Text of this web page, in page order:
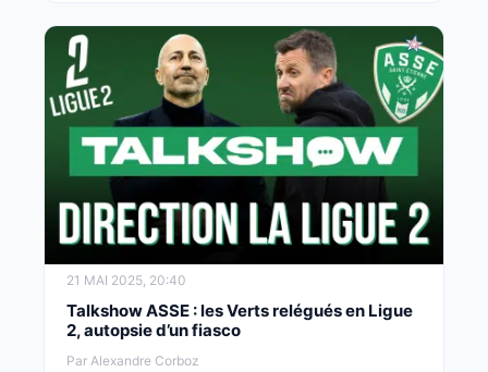
21 MAI 2025, 20:40
Talkshow ASSE : les Verts relégués en Ligue
2, autopsie d’un fiasco
Par Alexandre Corboz